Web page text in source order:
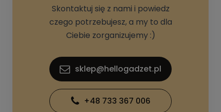
Skontaktuj się z nami i powiedz
czego potrzebujesz, a my to dla
Ciebie zorganizujemy :)
sklep@hellogadzet.pl
+48 733 367 006